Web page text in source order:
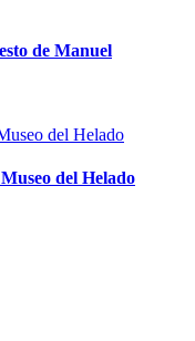
de Manuel
del Helado